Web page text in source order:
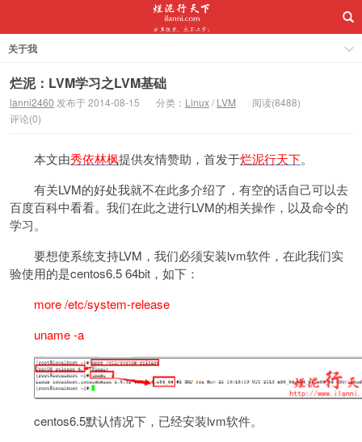
关于我
烂泥：LVM学习之LVM基础
lanni2460 发布于 2014-08-15 分类： Linux/ LVM
阅读(8488)
评论(0)
本文由秀依林枫提供友情赞助，首发于烂泥行天下。
有关LVM的好处我就不在此多介绍了，有空的话自己可以去
百度百科中看看。我们在此之进行LVM的相关操作，以及命令的
学习。
要想使系统支持LVM，我们必须安装lvm软件，在此我们实
验使用的是centos6.5 64bit，如下：
more /etc/system-release
uname -a
centos6.5默认情况下，已经安装lvm软件。